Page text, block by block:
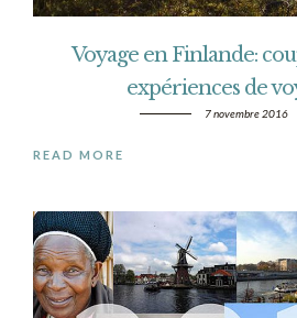
Voyage en Finlande:
expériences de
7 novembre 2016
READ MORE